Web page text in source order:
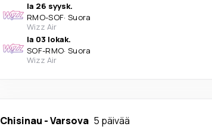
la 26 syysk.
RMO-SOF· Suora
Wizz Air
la 03 lokak.
SOF-RMO· Suora
Wizz Air
Chisinau -Varsova 5 päivää